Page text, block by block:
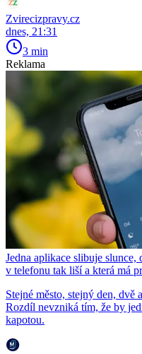
Zvirecizpravy.cz
dnes, 21:31
3 min
Reklama
Jedna aplikace slibuje
v telefonu tak liší a která má
Stejné město, stejný den,
Rozdíl nevzniká tím, že by
kapotou.